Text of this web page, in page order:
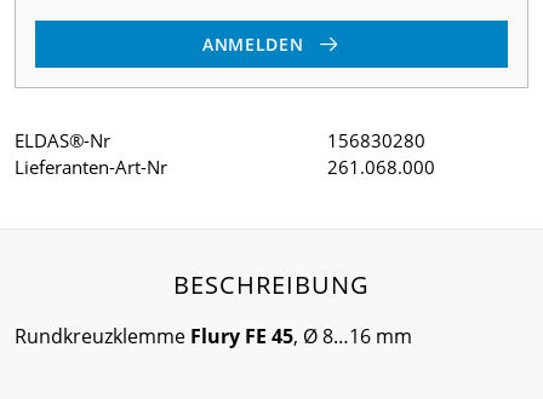
ANMELDEN
ELDAS®-Nr
156830280
Lieferanten-Art-Nr
261.068.000
BESCHREIBUNG
Rundkreuzklemme Flury FE 45, Ø 8…16 mm